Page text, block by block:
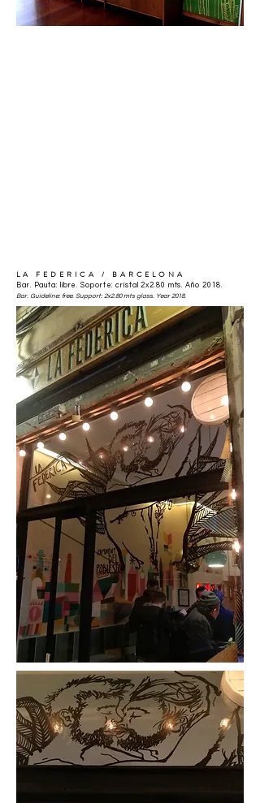
LA FEDERICA / BARCELONA
Bar. Pauta: libre. Soporte: cristal 2x2.80 mts. Año 2018.
Bar. Guideline: free. Support: 2x2.80 mts glass. Year 2018.